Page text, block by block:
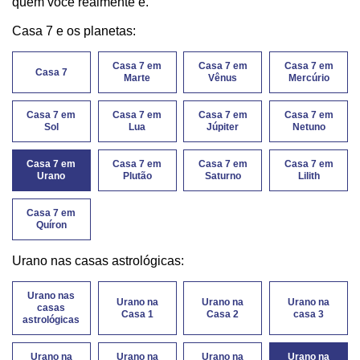
Casa 7 e os planetas:
Casa 7
Casa 7 em
Marte
Casa 7 em
Vênus
Casa 7 em
Mercúrio
Casa 7 em
Sol
Casa 7 em
Lua
Casa 7 em
Júpiter
Casa 7 em
Netuno
Casa 7 em
Urano
Casa 7 em
Plutão
Casa 7 em
Saturno
Casa 7 em
Lilith
Casa 7 em
Quíron
Urano nas casas astrológicas:
Urano nas
casas
astrológicas
Urano na
Casa 1
Urano na
Casa 2
Urano na
casa 3
Urano na
Urano na
Urano na
Urano na